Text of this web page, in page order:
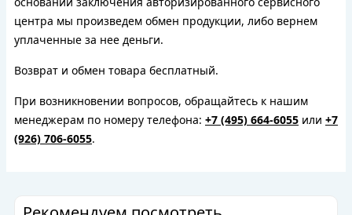
центра мы произведем обмен продукции, либо вернем
уплаченные за нее деньги.
Возврат и обмен товара бесплатный.
При возникновении вопросов, обращайтесь к нашим
менеджерам по номеру телефона: +7 (495) 664-6055 или +7
(926) 706-6055.